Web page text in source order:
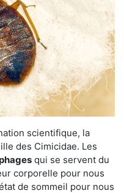
scientifique, la
des Cimicidae. Les
qui se servent du
corporelle pour nous
de sommeil pour nous